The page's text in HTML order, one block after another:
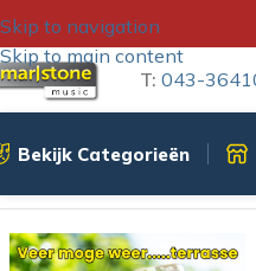
Skip to navigation
Skip to main content
T: 043-
Bekijk Categorieën